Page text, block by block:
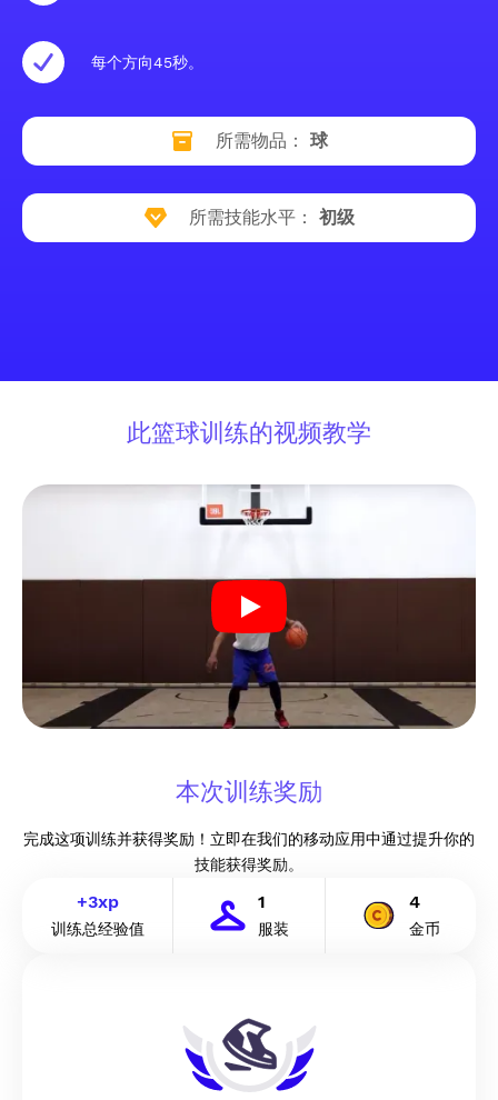
每个方向45秒。
所需物品： 球
所需技能水平： 初级
此篮球训练的视频教学
本次训练奖励
完成这项训练并获得奖励！立即在我们的移动应用中通过提升你的
技能获得奖励。
+3xp
训练总经验值
1
服装
4
金币